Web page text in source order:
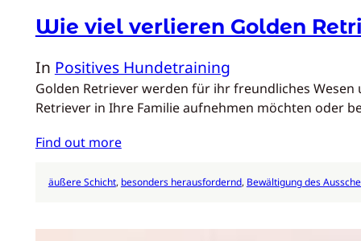
Wie viel verlieren Golden
In Positives Hundetraining
Golden Retriever werden für ihr freundliches
Retriever in Ihre Familie aufnehmen möchten oder
Find out more
äußere Schicht, besonders herausfordernd, Bewältigung des